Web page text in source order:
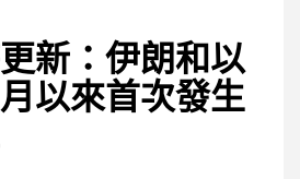
新：伊朗和以
以來首次發生